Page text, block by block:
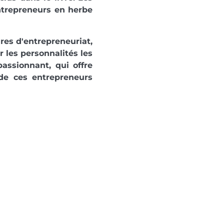
en herbe
d'entrepreneuriat,
les personnalités les
qui offre
ces entrepreneurs